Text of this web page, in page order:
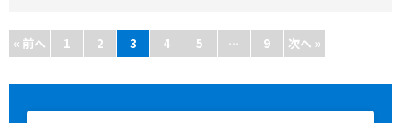
« 前へ 1 2 3 4 5 … 9 次へ »